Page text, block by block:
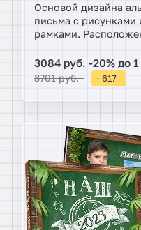
Основой дизайна
письма с
рамками.
и в виде макета
титульной обложке
ученика в
3084 руб. -20% до
3701 руб. - 617